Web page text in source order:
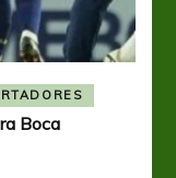
Boca